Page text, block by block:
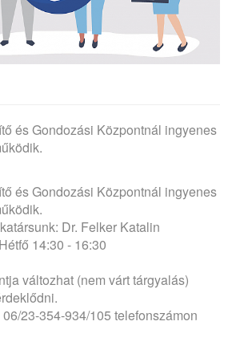
és Gondozási Központnál ingyenes
és Gondozási Központnál ingyenes
Dr. Felker Katalin
14:30 - 16:30
változhat (nem várt tárgyalás)
23-354-934/105 telefonszámon